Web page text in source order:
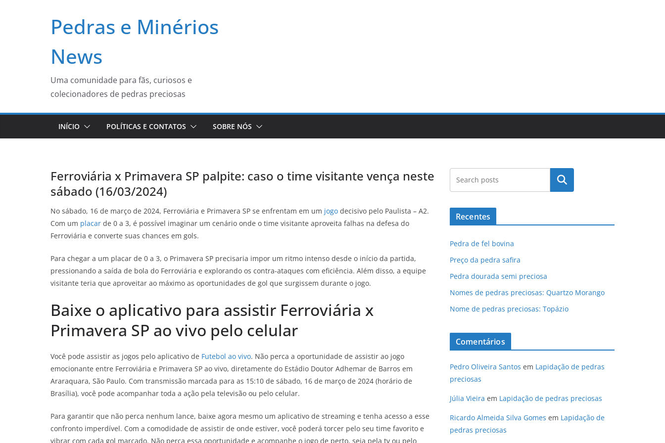
Pedras e Minérios
News
Uma comunidade para fãs, curiosos e
colecionadores de pedras preciosas
INÍCIO POLÍTICAS E CONTATOS SOBRE NÓS
Ferroviária x Primavera SP palpite: caso o time visitante vença neste
sábado (16/03/2024)
No sábado, 16 de março de 2024, Ferroviária e Primavera SP se enfrentam em um jogo decisivo pelo Paulista – A2.
Com um placar de 0 a 3, é possível imaginar um cenário onde o time visitante aproveita falhas na defesa do
Ferroviária e converte suas chances em gols.
Para chegar a um placar de 0 a 3, o Primavera SP precisaria impor um ritmo intenso desde o início da partida,
pressionando a saída de bola do Ferroviária e explorando os contra-ataques com eficiência. Além disso, a equipe
visitante teria que aproveitar ao máximo as oportunidades de gol que surgissem durante o jogo.
Baixe o aplicativo para assistir Ferroviária x
Primavera SP ao vivo pelo celular
Você pode assistir as jogos pelo aplicativo de Futebol ao vivo. Não perca a oportunidade de assistir ao jogo
emocionante entre Ferroviária e Primavera SP ao vivo, diretamente do Estádio Doutor Adhemar de Barros em
Araraquara, São Paulo. Com transmissão marcada para as 15:10 de sábado, 16 de março de 2024 (horário de
Brasília), você pode acompanhar toda a ação pela televisão ou pelo celular.
Para garantir que não perca nenhum lance, baixe agora mesmo um aplicativo de streaming e tenha acesso a esse
confronto imperdível. Com a comodidade de assistir de onde estiver, você poderá torcer pelo seu time favorito e
vibrar com cada gol marcado. Não perca essa oportunidade e acompanhe o jogo de perto, seja pela tv ou pelo
Pesquisar
Recentes
Pedra de fel bovina
Preço da pedra safira
Pedra dourada semi preciosa
Nomes de pedras preciosas: Quartzo Morango
Nome de pedras preciosas: Topázio
Comentários
Pedro Oliveira Santos em Lapidação de pedras
preciosas
Júlia Vieira em Lapidação de pedras preciosas
Ricardo Almeida Silva Gomes em Lapidação de
pedras preciosas